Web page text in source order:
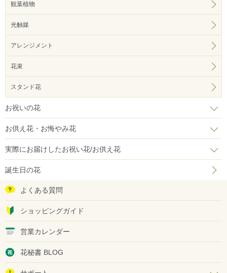
観葉植物
光触媒
アレンジメント
花束
スタンド花
お祝いの花
お供え花・お悔やみ花
実際にお届けしたお祝い花/お供え花
誕生日の花
よくある質問
ショッピングガイド
営業カレンダー
花秘書 BLOG